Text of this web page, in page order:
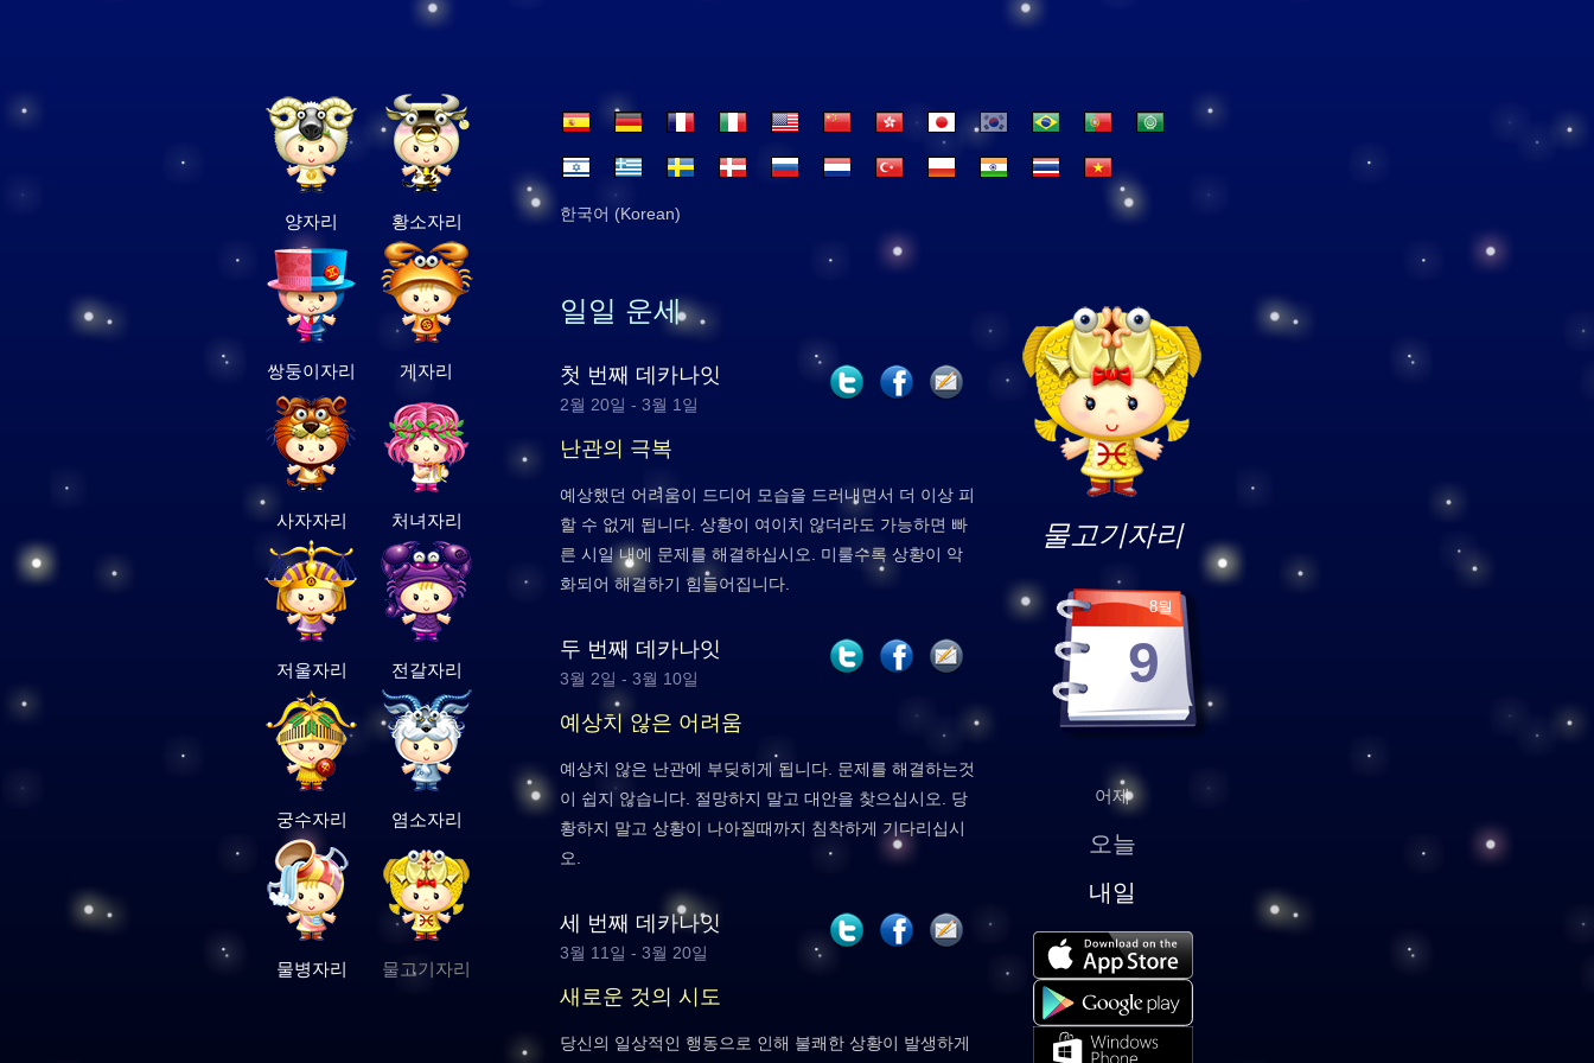
양자리 황소자리
쌍둥이자리 게자리
사자자리 처녀자리
저울자리 전갈자리
궁수자리 염소자리
물병자리 물고기자리
한국어 (Korean)
물고기자리
8월
9
어제
오늘
내일
일일 운세
첫 번째 데카나잇
2월 20일 - 3월 1일
난관의 극복
예상했던 어려움이 드디어 모습을 드러내면서 더 이상 피
할 수 없게 됩니다. 상황이 여이치 않더라도 가능하면 빠
른 시일 내에 문제를 해결하십시오. 미룰수록 상황이 악
화되어 해결하기 힘들어집니다.
두 번째 데카나잇
3월 2일 - 3월 10일
예상치 않은 어려움
예상치 않은 난관에 부딪히게 됩니다. 문제를 해결하는것
이 쉽지 않습니다. 절망하지 말고 대안을 찾으십시오. 당
황하지 말고 상황이 나아질때까지 침착하게 기다리십시
오.
세 번째 데카나잇
3월 11일 - 3월 20일
새로운 것의 시도
당신의 일상적인 행동으로 인해 불쾌한 상황이 발생하게